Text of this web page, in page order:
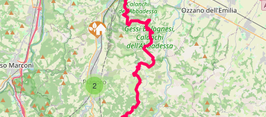
INFORMAZIONI TECNICHE
PARTENZA:San Lazzaro di Savena
ARRIVO:San Benedetto del Querceto
LUNGHEZZA:44,0 km
2